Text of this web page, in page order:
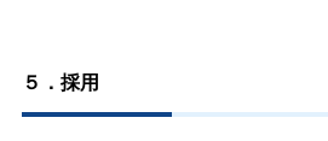
５．採用